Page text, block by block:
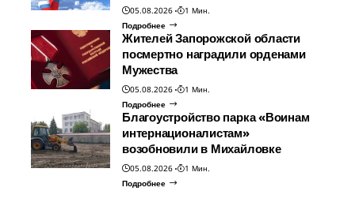
05.08.2026
1 Мин.
Подробнее
Жителей Запорожской области
посмертно наградили орденами
Мужества
05.08.2026
1 Мин.
Подробнее
Благоустройство парка «Воинам
интернационалистам»
возобновили в Михайловке
05.08.2026
1 Мин.
Подробнее